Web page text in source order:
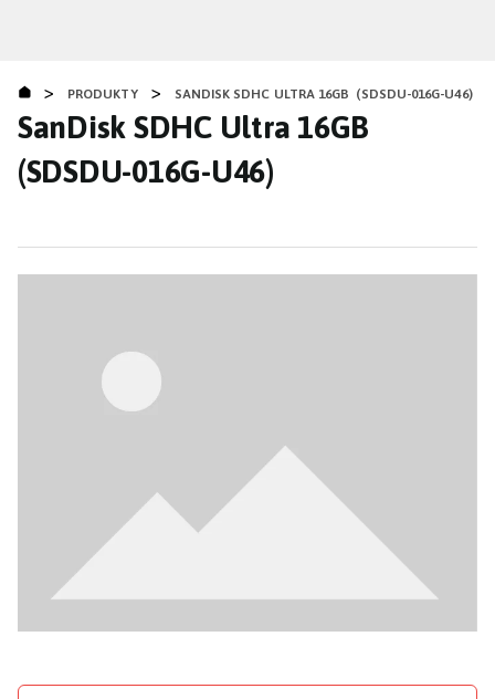
obsahu
> PRODUKTY > SANDISK SDHC ULTRA 16GB (SDSDU-016G-U46)
SanDisk SDHC Ultra 16GB
(SDSDU-016G-U46)